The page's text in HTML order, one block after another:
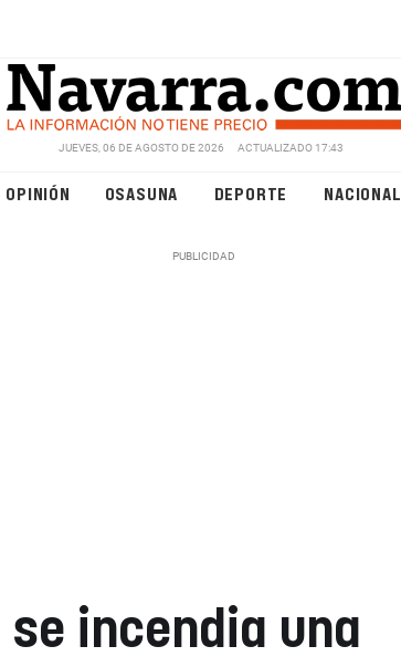
JUEVES, 06 DE AGOSTO DE 2026 ACTUALIZADO 17:43
OPINIÓN OSASUNA DEPORTE NACIONAL
se incendia una